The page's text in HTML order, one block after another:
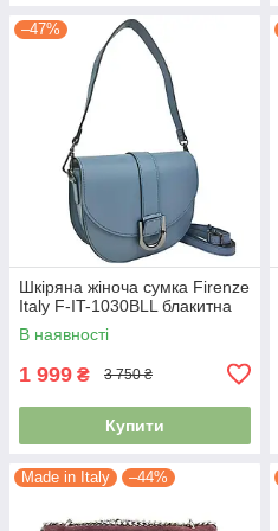
–47%
Шкіряна жіноча сумка Firenze
Italy F-IT-1030BLL блакитна
В наявності
1 999 ₴ 3 750 ₴
Купити
Made in Italy –44%